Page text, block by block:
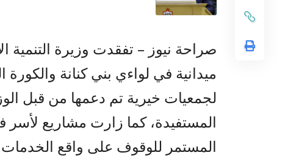
صراحة نيوز – تفقدت وزيرة التنمية
ميدانية في لواءي بني كنانة والكورة
لجمعيات خيرية تم دعمها من قبل
المستفيدة، كما زارت مشاريع لأسر
المستمر للوقوف على واقع الخدمات